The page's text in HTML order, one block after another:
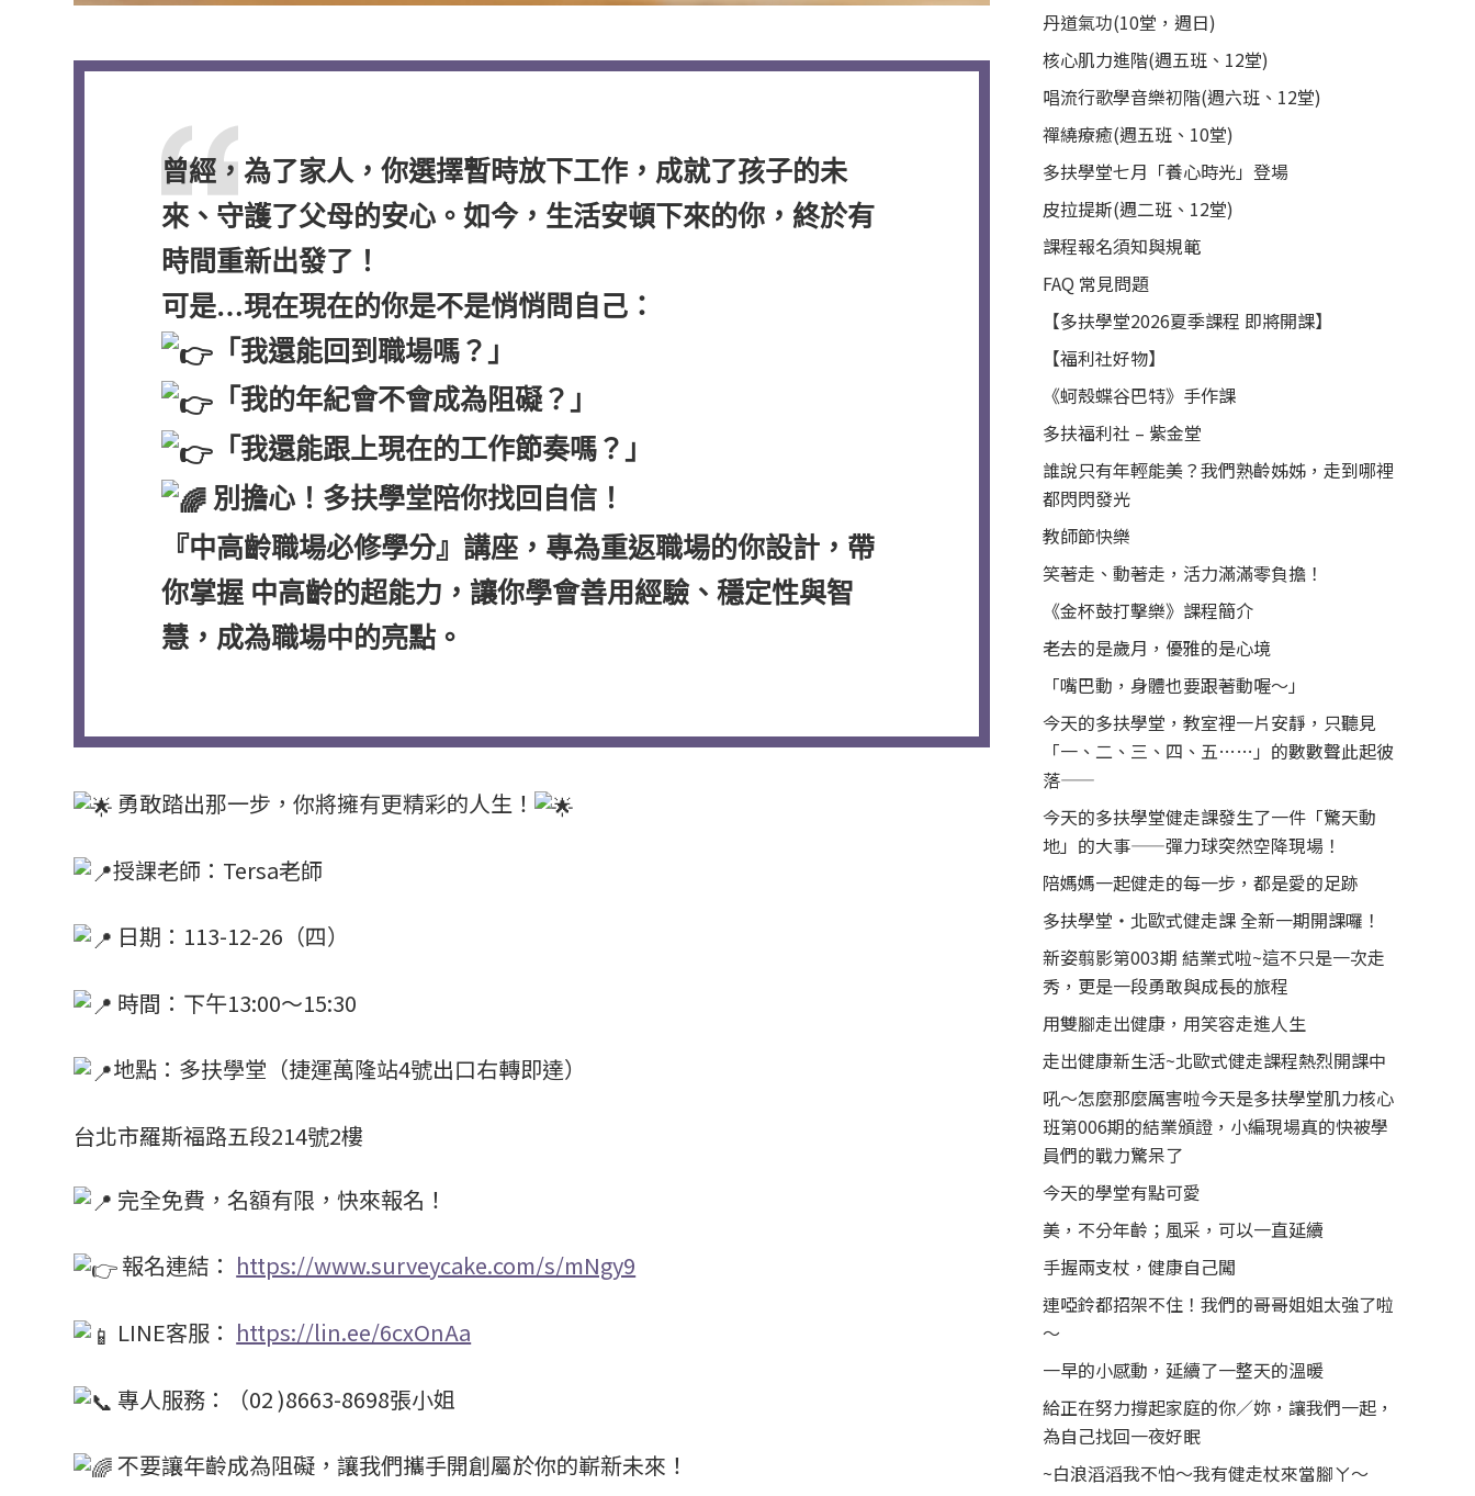
曾經，為了家人，你選擇暫時放下工作，成就了孩子的未
來、守護了父母的安心。如今，生活安頓下來的你，終於有
時間重新出發了！
可是…現在現在的你是不是悄悄問自己：
「我還能回到職場嗎？」
「我的年紀會不會成為阻礙？」
「我還能跟上現在的工作節奏嗎？」
別擔心！多扶學堂陪你找回自信！
『中高齡職場必修學分』講座，專為重返職場的你設計，帶
你掌握 中高齡的超能力，讓你學會善用經驗、穩定性與智
慧，成為職場中的亮點。
勇敢踏出那一步，你將擁有更精彩的人生！
授課老師：Tersa老師
日期：113-12-26（四）
時間：下午13:00～15:30
地點：多扶學堂（捷運萬隆站4號出口右轉即達）
台北市羅斯福路五段214號2樓
完全免費，名額有限，快來報名！
報名連結： https://www.surveycake.com/s/mNgy9
LINE客服： https://lin.ee/6cxOnAa
專人服務：（02 )8663-8698張小姐
不要讓年齡成為阻礙，讓我們攜手開創屬於你的嶄新未來！
丹道氣功(10堂，週日)
核心肌力進階(週五班、12堂)
唱流行歌學音樂初階(週六班、12堂)
禪繞療癒(週五班、10堂)
多扶學堂七月「養心時光」登場
皮拉提斯(週二班、12堂)
課程報名須知與規範
FAQ 常見問題
【多扶學堂2026夏季課程 即將開課】
【福利社好物】
《蚵殼蝶谷巴特》手作課
多扶福利社 – 紫金堂
誰說只有年輕能美？我們熟齡姊姊，走到哪裡
都閃閃發光
教師節快樂
笑著走、動著走，活力滿滿零負擔！
《金杯鼓打擊樂》課程簡介
老去的是歲月，優雅的是心境
「嘴巴動，身體也要跟著動喔～」
今天的多扶學堂，教室裡一片安靜，只聽見
「一、二、三、四、五……」的數數聲此起彼
落——
今天的多扶學堂健走課發生了一件「驚天動
地」的大事——彈力球突然空降現場！
陪媽媽一起健走的每一步，都是愛的足跡
多扶學堂・北歐式健走課 全新一期開課囉！
新姿翦影第003期 結業式啦~這不只是一次走
秀，更是一段勇敢與成長的旅程
用雙腳走出健康，用笑容走進人生
走出健康新生活~北歐式健走課程熱烈開課中
吼～怎麼那麼厲害啦今天是多扶學堂肌力核心
班第006期的結業頒證，小編現場真的快被學
員們的戰力驚呆了
今天的學堂有點可愛
美，不分年齡；風采，可以一直延續
手握兩支杖，健康自己闖
連啞鈴都招架不住！我們的哥哥姐姐太強了啦
～
一早的小感動，延續了一整天的溫暖
給正在努力撐起家庭的你／妳，讓我們一起，
為自己找回一夜好眠
~白浪滔滔我不怕～我有健走杖來當腳ㄚ～